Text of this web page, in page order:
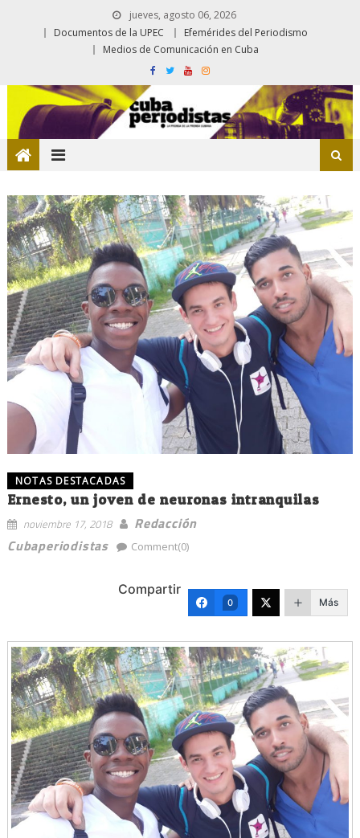
jueves, agosto 06, 2026
Documentos de la UPEC
Efemérides del Periodismo
Medios de Comunicación en Cuba
NOTAS DESTACADAS
Ernesto, un joven de neuronas intranquilas
noviembre 17, 2018
Redacción
Cubaperiodistas
Comment(0)
Compartir
0 Más